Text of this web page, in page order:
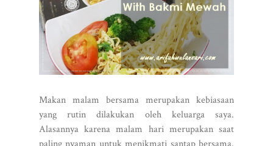
Makan malam bersama merupakan kebiasaan
yang rutin dilakukan oleh keluarga saya.
Alasannya karena malam hari merupakan saat